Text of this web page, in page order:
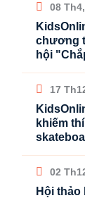
08
chương
hội
17
khiếm
02
Hội